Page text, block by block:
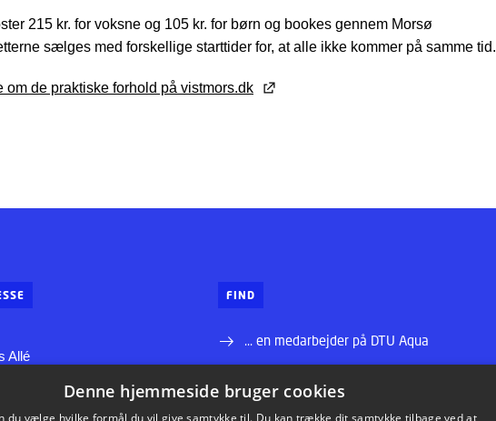
215 kr. for voksne og 105 kr. for børn og bookes gennem Morsø
sælges med forskellige starttider for, at alle ikke kommer på samme tid.
om de praktiske forhold på vistmors.dk
Allé
FIND
... en medarbejder på DTU Aqua
... vej til DTU Aqua
Denne hjemmeside bruger cookies
du vælge hvilke formål du vil give samtykke til. Du kan trække dit samtykke tilbage ved at